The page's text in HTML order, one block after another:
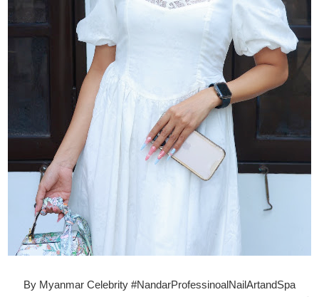
By Myanmar Celebrity #NandarProfessinoalNailArtandSpa